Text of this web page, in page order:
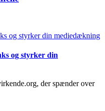
og styrker din
der spænder over